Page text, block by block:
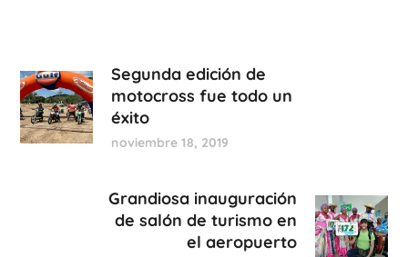
Segunda edición de
motocross fue todo un
éxito
noviembre 18, 2019
Grandiosa inauguración
de salón de turismo en
el aeropuerto